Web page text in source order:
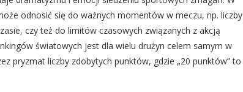
odnosić się do ważnych momentów w meczu, np. liczby
czy też do limitów czasowych związanych z akcją
światowych jest dla wielu drużyn celem samym w
pryzmat liczby zdobytych punktów, gdzie „20 punktów” to